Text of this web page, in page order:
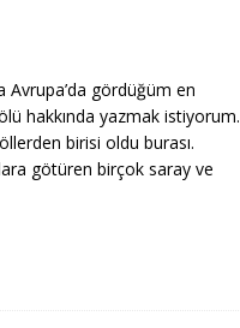
Avrupa’da gördüğüm en
hakkında yazmak istiyorum.
birisi oldu burası.
götüren birçok saray ve